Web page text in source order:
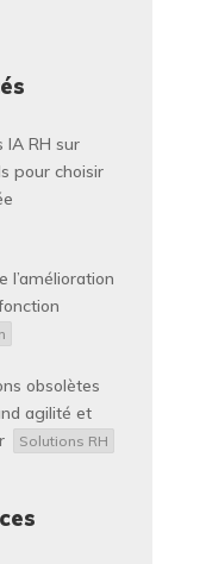
IA RH sur
pour choisir
l’amélioration
obsolètes
agilité et
Solutions RH